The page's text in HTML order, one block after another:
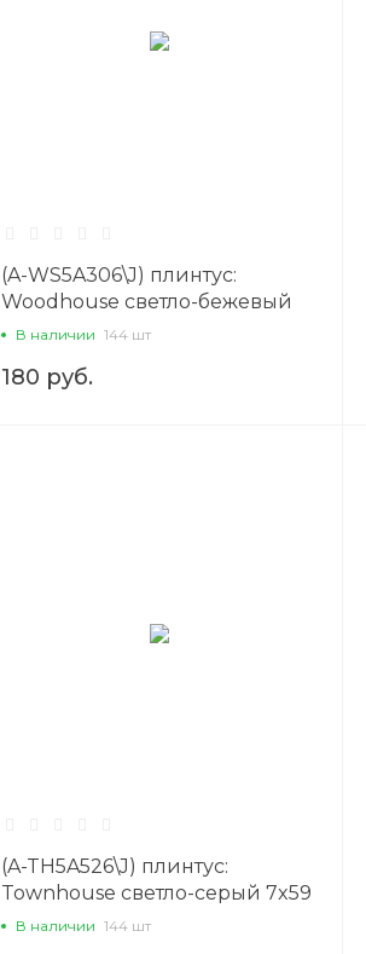
(A-WS5A306\J) плинтус:
Woodhouse светло-бежевый
7x59 8 Сорт1
В наличии 144 шт
180 руб.
(A-TH5A526\J) плинтус:
Townhouse светло-серый 7x59
8 Сорт1
В наличии 144 шт